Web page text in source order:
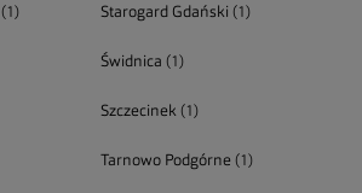
(1) Starogard Gdański (1)
Świdnica (1)
Szczecinek(1)
Tarnowo Podgórne (1)